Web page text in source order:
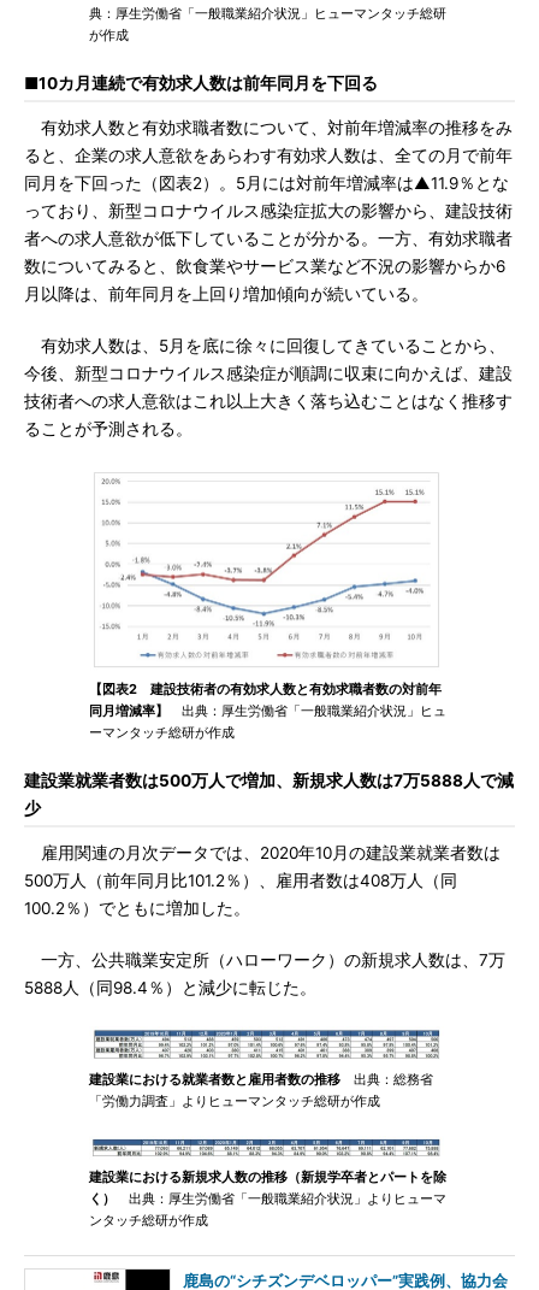
典：厚生労働省「一般職業紹介状況」ヒューマンタッチ総研
が作成
■10カ月連続で有効求人数は前年同月を下回る
有効求人数と有効求職者数について、対前年増減率の推移をみ
ると、企業の求人意欲をあらわす有効求人数は、全ての月で前年
同月を下回った（図表2）。5月には対前年増減率は▲11.9％とな
っており、新型コロナウイルス感染症拡大の影響から、建設技術
者への求人意欲が低下していることが分かる。一方、有効求職者
数についてみると、飲食業やサービス業など不況の影響からか6
月以降は、前年同月を上回り増加傾向が続いている。
有効求人数は、5月を底に徐々に回復してきていることから、
今後、新型コロナウイルス感染症が順調に収束に向かえば、建設
技術者への求人意欲はこれ以上大きく落ち込むことはなく推移す
ることが予測される。
【図表2 建設技術者の有効求人数と有効求職者数の対前年
同月増減率】
出典：厚生労働省「一般職業紹介状況」ヒュ
ーマンタッチ総研が作成
建設業就業者数は500万人で増加、新規求人数は7万5888人で減
少
雇用関連の月次データでは、2020年10月の建設業就業者数は
500万人（前年同月比101.2％）、雇用者数は408万人（同
100.2％）でともに増加した。
一方、公共職業安定所（ハローワーク）の新規求人数は、7万
5888人（同98.4％）と減少に転じた。
建設業における就業者数と雇用者数の推移 出典：総務省
「労働力調査」よりヒューマンタッチ総研が作成
建設業における新規求人数の推移（新規学卒者とパートを除
く）
出典：厚生労働省「一般職業紹介状況」よりヒューマ
ンタッチ総研が作成
鹿島の“シチズンデベロッパー”実践例、協力会